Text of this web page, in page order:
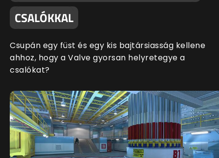
CSALÓKKAL
Csupán egy füst és egy kis bajtársiasság kellene
ahhoz, hogy a Valve gyorsan helyretegye a
csalókat?